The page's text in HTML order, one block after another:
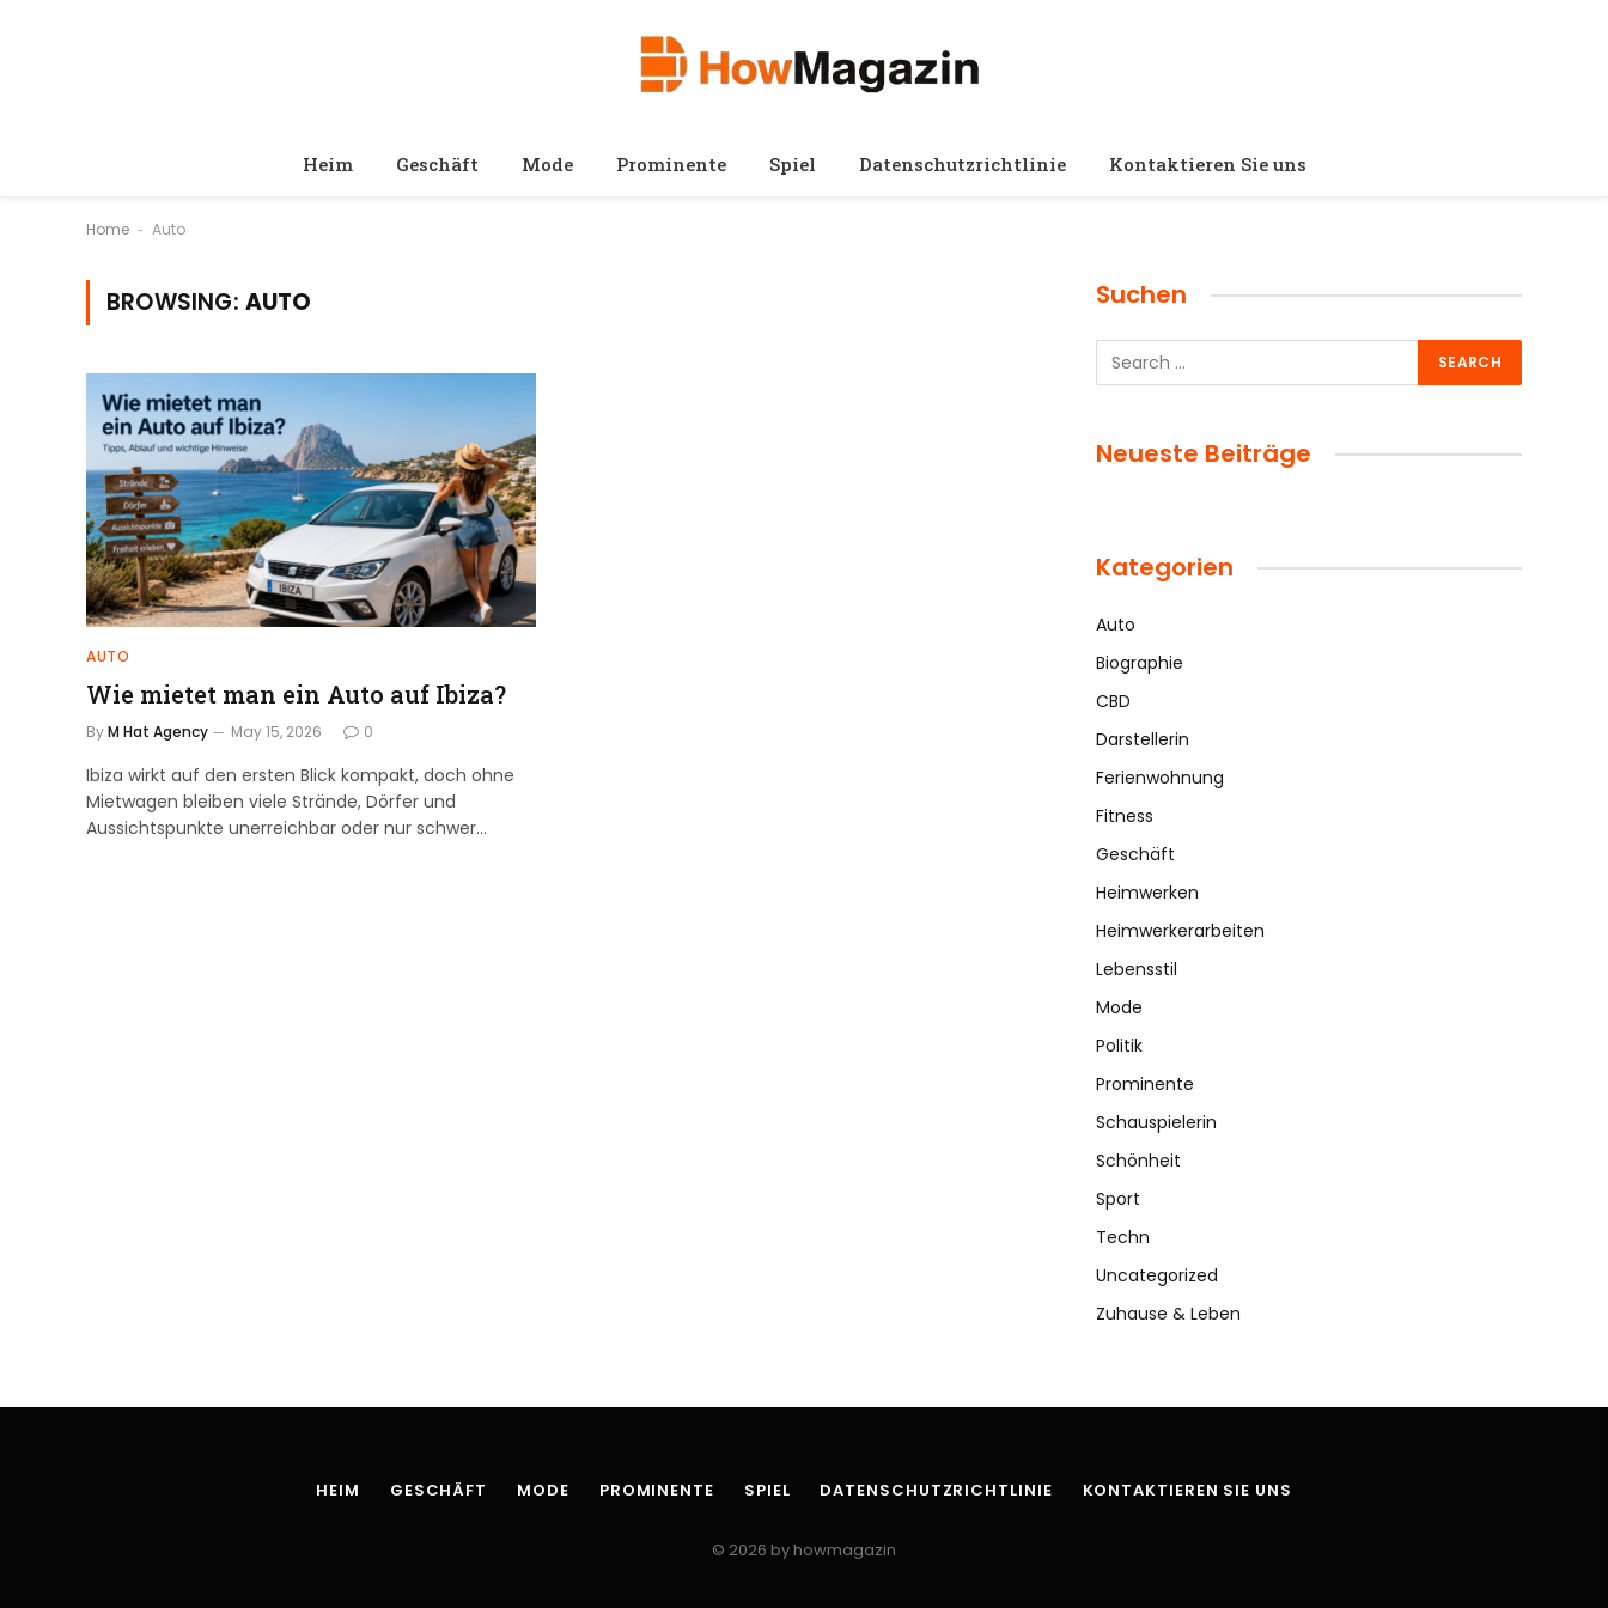
Heim Geschäft Mode Prominente Spiel Datenschutzrichtlinie Kontaktieren Sie uns
Home - Auto
BROWSING: AUTO
AUTO
Wie mietet man ein Auto auf Ibiza?
ByM Hat Agency May 15, 2026 0
Ibiza wirkt auf den ersten Blick kompakt, doch ohne
Mietwagen bleiben viele Strände, Dörfer und
Aussichtspunkte unerreichbar oder nur schwer…
Suchen
Neueste Beiträge
Kategorien
Auto
Biographie
CBD
Darstellerin
Ferienwohnung
Fitness
Geschäft
Heimwerken
Heimwerkerarbeiten
Lebensstil
Mode
Politik
Prominente
Schauspielerin
Schönheit
Sport
Techn
Uncategorized
Zuhause & Leben
HEIM GESCHÄFT MODE PROMINENTE SPIEL DATENSCHUTZRICHTLINIE KONTAKTIEREN SIE UNS
© 2026 by howmagazin